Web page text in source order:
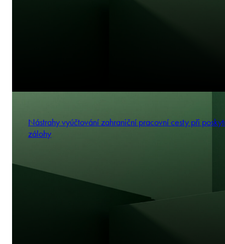
Nástrahy vyúčtování zahraniční pracovní cesty při
zálohy